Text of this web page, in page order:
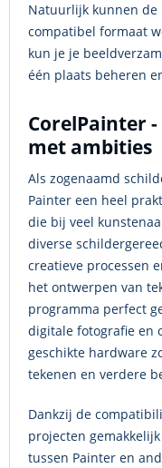
Natuurlijk kunnen de
compatibel formaat
kun je je
één plaats beheren
CorelPainter
met ambities
Als zogenaamd
Painter een heel
die bij veel
diverse
creatieve processen
het ontwerpen van
programma perfect
digitale fotografie en
geschikte hardware
tekenen en verdere
Dankzij de
projecten
tussen Painter en